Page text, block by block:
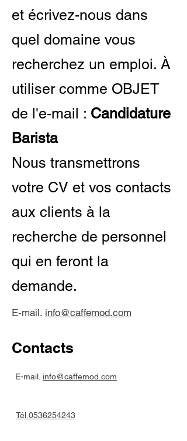
et écrivez-nous dans
quel domaine vous
recherchez un emploi. À
utiliser comme OBJET
de l'e-mail : Candidature
Barista
Nous transmettrons
votre CV et vos contacts
aux clients à la
recherche de personnel
qui en feront la
demande.
E-mail. info@caffemod.com
Contacts
E-mail. info@caffemod.com
Tél.0536254243